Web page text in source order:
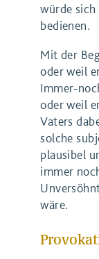
würde
bedienen.
Mit der
oder weil
Immer-
oder weil
Vaters
solche
plausibel
immer
wäre.